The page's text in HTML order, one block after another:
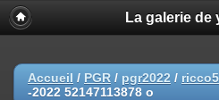
La galerie de
Accueil / PGR / pgr2022 /
-2022 52147113878 o